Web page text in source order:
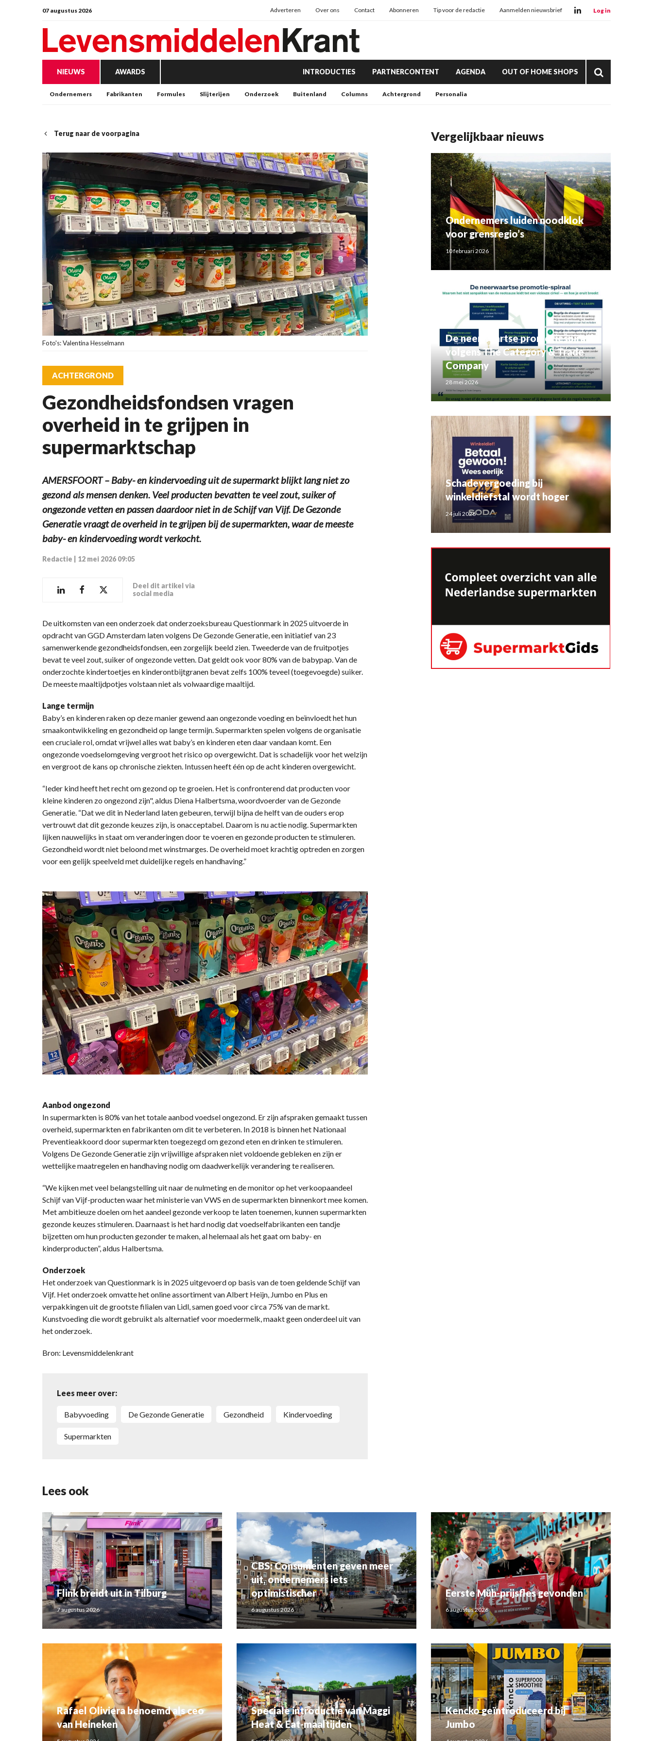
07 augustus 2026 Adverteren Over ons Contact Abonneren Tip voor de redactie Aanmelden nieuwsbrief Log in
NIEUWS AWARDS INTRODUCTIES PARTNERCONTENT AGENDA OUT OF HOME SHOPS
Ondernemers Fabrikanten Formules Slijterijen Onderzoek Buitenland Columns Achtergrond Personalia
Terug naar de voorpagina
Foto's: Valentina Hesselmann
ACHTERGROND
Gezondheidsfondsen vragen
overheid in te grijpen in
supermarktschap
AMERSFOORT – Baby- en kindervoeding uit de supermarkt blijkt lang niet zo
gezond als mensen denken. Veel producten bevatten te veel zout, suiker of
ongezonde vetten en passen daardoor niet in de Schijf van Vijf. De Gezonde
Generatie vraagt de overheid in te grijpen bij de supermarkten, waar de meeste
baby- en kindervoeding wordt verkocht.
Redactie 12 mei 2026 09:05
Deel dit artikel via
social media
De uitkomsten van een onderzoek dat onderzoeksbureau Questionmark in 2025 uitvoerde in
opdracht van GGD Amsterdam laten volgens De Gezonde Generatie, een initiatief van 23
samenwerkende gezondheidsfondsen, een zorgelijk beeld zien. Tweederde van de fruitpotjes
bevat te veel zout, suiker of ongezonde vetten. Dat geldt ook voor 80% van de babypap. Van de
onderzochte kindertoetjes en kinderontbijtgranen bevat zelfs 100% teveel (toegevoegde) suiker.
De meeste maaltijdpotjes volstaan niet als volwaardige maaltijd.
Lange termijn
Baby’s en kinderen raken op deze manier gewend aan ongezonde voeding en beïnvloedt het hun
smaakontwikkeling en gezondheid op lange termijn. Supermarkten spelen volgens de organisatie
een cruciale rol, omdat vrijwel alles wat baby’s en kinderen eten daar vandaan komt. Een
ongezonde voedselomgeving vergroot het risico op overgewicht. Dat is schadelijk voor het welzijn
en vergroot de kans op chronische ziekten. Intussen heeft één op de acht kinderen overgewicht.
“Ieder kind heeft het recht om gezond op te groeien. Het is confronterend dat producten voor
kleine kinderen zo ongezond zijn", aldus Diena Halbertsma, woordvoerder van de Gezonde
Generatie. “Dat we dit in Nederland laten gebeuren, terwijl bijna de helft van de ouders erop
vertrouwt dat dit gezonde keuzes zijn, is onacceptabel. Daarom is nu actie nodig. Supermarkten
lijken nauwelijks in staat om veranderingen door te voeren en gezonde producten te stimuleren.
Gezondheid wordt niet beloond met winstmarges. De overheid moet krachtig optreden en zorgen
voor een gelijk speelveld met duidelijke regels en handhaving.”
Aanbod ongezond
In supermarkten is 80% van het totale aanbod voedsel ongezond. Er zijn afspraken gemaakt tussen
overheid, supermarkten en fabrikanten om dit te verbeteren. In 2018 is binnen het Nationaal
Preventieakkoord door supermarkten toegezegd om gezond eten en drinken te stimuleren.
Volgens De Gezonde Generatie zijn vrijwillige afspraken niet voldoende gebleken en zijn er
wettelijke maatregelen en handhaving nodig om daadwerkelijk verandering te realiseren.
“We kijken met veel belangstelling uit naar de nulmeting en de monitor op het verkoopaandeel
Schijf van Vijf-producten waar het ministerie van VWS en de supermarkten binnenkort mee komen.
Met ambitieuze doelen om het aandeel gezonde verkoop te laten toenemen, kunnen supermarkten
gezonde keuzes stimuleren. Daarnaast is het hard nodig dat voedselfabrikanten een tandje
bijzetten om hun producten gezonder te maken, al helemaal als het gaat om baby- en
kinderproducten”, aldus Halbertsma.
Onderzoek
Het onderzoek van Questionmark is in 2025 uitgevoerd op basis van de toen geldende Schijf van
Vijf. Het onderzoek omvatte het online assortiment van Albert Heijn, Jumbo en Plus en
verpakkingen uit de grootste filialen van Lidl, samen goed voor circa 75% van de markt.
Kunstvoeding die wordt gebruikt als alternatief voor moedermelk, maakt geen onderdeel uit van
het onderzoek.
Bron: Levensmiddelenkrant
Lees meer over:
babyvoeding De Gezonde Generatie gezondheid kindervoeding
Supermarkten
Vergelijkbaar nieuws
Ondernemers luiden noodklok
voor grensregio’s
10 februari 2026
De neerwaartse promotiespiraal
volgens The Category & Trade
Company
28 mei 2026
Schadevergoeding bij
winkeldiefstal wordt hoger
24 juli 2026
Lees ook
Flink breidt uit in Tilburg
7 augustus 2026
CBS: Consumenten geven meer
uit, ondernemers iets
optimistischer
6 augustus 2026
Eerste Müh-prijsfles gevonden
6 augustus 2026
Rafael Oliviera benoemd als ceo
van Heineken
Speciale introductie van Maggi
Heat & Eat-maaltijden
Kencko geïntroduceerd bij
Jumbo